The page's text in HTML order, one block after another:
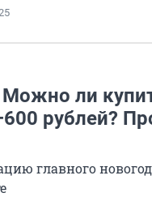
Можно ли
рублей?
главного